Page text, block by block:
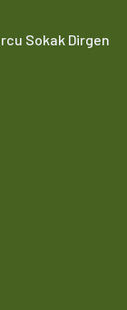
Sokak Dirgen